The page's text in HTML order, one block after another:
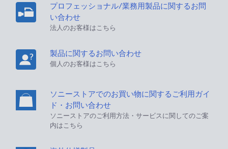
プロフェッショナル/業務用製品に関するお問
い合わせ
法人のお客様はこちら
製品に関するお問い合わせ
個人のお客様はこちら
ソニーストアでのお買い物に関するご利用ガイ
ド・お問い合わせ
ソニーストアのご利用方法・サービスに関してのご案
内はこちら